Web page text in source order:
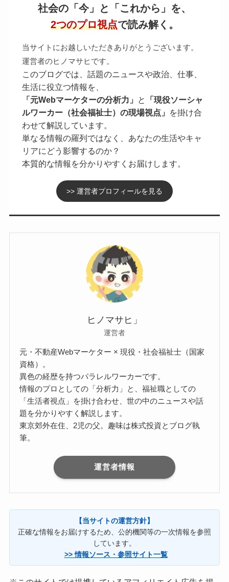
社会の「今」と「これから」を、
2つのプロ視点で読み解く。
当サイトにお越しいただきありがとうございます。
運営者のヒノマサヒです。
このブログでは、話題のニュースや政治、仕事、
生活に役立つ情報を、
「元Webマーケターの分析力」
と
「現役ソーシャ
ルワーカー（社会福祉士）の現場視点」
を掛け合
わせて解説しています。
単なる情報の羅列ではなく、あなたの生活やキャ
リアにどう影響するのか？
本質的な情報を分かりやすくお届けします。
>> 運営者プロフィールを見る
ヒノマサヒ」
運営者
元・不動産Webマーケター × 現役・社会福祉士（国家
資格）。
異色の経歴を持つパラレルワーカーです。
情報のプロとしての「分析力」と、福祉職としての
「生活者視点」を掛け合わせ、世の中のニュースや話
題を分かりやすく解説します。
東京郊外在住、2児の父。趣味は株式投資とブログ執
筆。
運営者情報
【当サイトの運営方針】
正確な情報をお届けするため、公的機関等の一次情報を参照
しています。
>> 情報ソース・参照サイト一覧